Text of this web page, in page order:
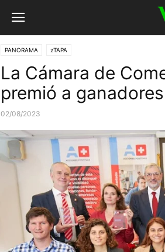
PANORAMA zTAPA
La Cámara de
premió a
02/08/2023